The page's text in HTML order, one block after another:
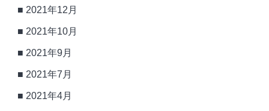
2021年12月
2021年10月
2021年9月
2021年7月
2021年4月